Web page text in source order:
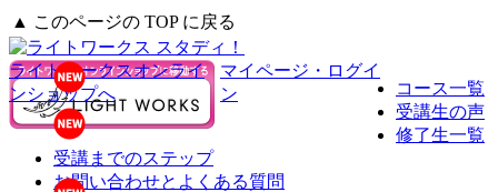
▲ このページの TOP に戻る
ライトワークスオンライ
ンショップへ
マイページ・ログイ
ン
コース一覧
受講生の声
修了生一覧
受講までのステップ
お問い合わせとよくある質問